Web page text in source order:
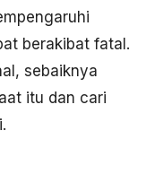
berakibat fatal.
sebaiknya
itu dan cari